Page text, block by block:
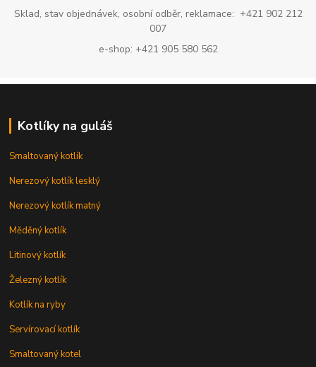
Sklad, stav objednávek, osobní odběr, reklamace: +421 902 212
007
e-shop: +421 905 580 562
Kotlíky na guláš
Smaltovaný kotlík
Nerezový kotlík lesklý
Nerezový kotlík matný
Měděný kotlík
Litinový kotlík
Železný kotlík
Kotlík na ryby
Servírovací kotlík
Smaltovaný kotel